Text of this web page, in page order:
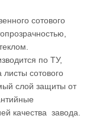
сотового
по ТУ,
сотового
слой защиты от
качества завода.